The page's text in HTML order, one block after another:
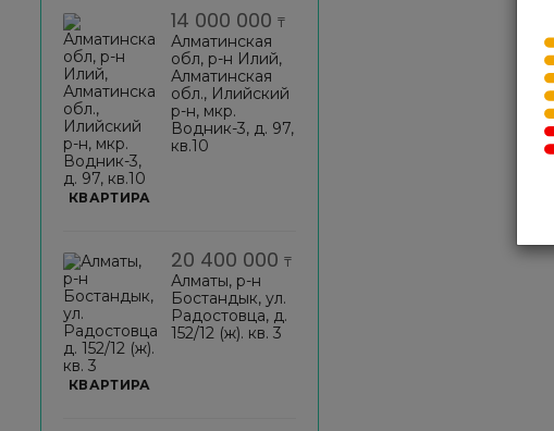
КВАРТИРА
14 000 000 ₸
Алматинская
обл, р-н Илий,
Алматинская
обл., Илийский
р-н, мкр.
Водник-3, д. 97,
кв.10
КВАРТИРА
20 400 000 ₸
Алматы, р-н
Бостандык, ул.
Радостовца, д.
152/12 (ж). кв. 3